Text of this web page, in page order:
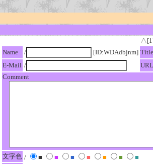
Name
/ [ID:WDAdbjnm] Title
E-Mail /
URL
Comment
文字色 / ■ ■ ■ ■ ■ ■
■